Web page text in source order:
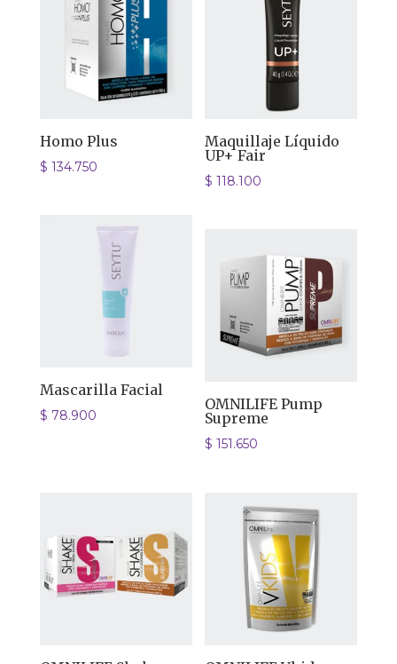
Homo Plus
$ 134.750
Maquillaje Líquido
UP+ Fair
$ 118.100
Mascarilla Facial
$ 78.900
OMNILIFE Pump
Supreme
$ 151.650